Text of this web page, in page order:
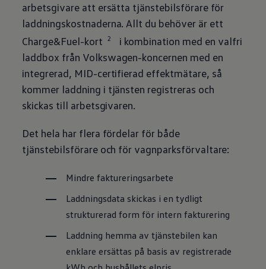
arbetsgivare att ersätta tjänstebilsförare för
laddningskostnaderna. Allt du behöver är ett
Charge&Fuel-kort
2
i kombination med en valfri
laddbox från Volkswagen-koncernen med en
integrerad, MID-certifierad effektmätare, så
kommer laddning i tjänsten registreras och
skickas till arbetsgivaren.
Det hela har flera fördelar för både
tjänstebilsförare och för vagnparksförvaltare:
Mindre faktureringsarbete
Laddningsdata skickas i en tydligt
strukturerad form för intern fakturering
Laddning hemma av tjänstebilen kan
enklare ersättas på basis av registrerade